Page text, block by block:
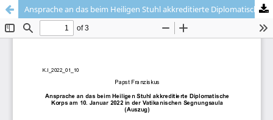
Ansprache an das beim Heiligen Stuhl akkreditierte Diplomatische Korps am 10. Januar 2022 in der Vatikanischen Segnungsaula (Auszug)